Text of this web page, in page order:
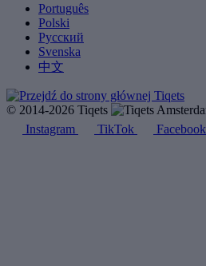
Português
Polski
Русский
Svenska
中文
© 2014-2026 Tiqets
Instagram
TikTok Facebook